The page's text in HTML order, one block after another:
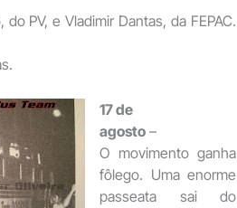
PV, e Vladimir Dantas, da FEPAC.
17 de
agosto –
O movimento ganha
fôlego. Uma enorme
passeata sai do